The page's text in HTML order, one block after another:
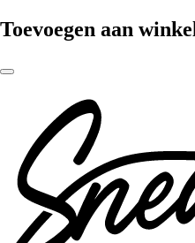
Toevoegen aan